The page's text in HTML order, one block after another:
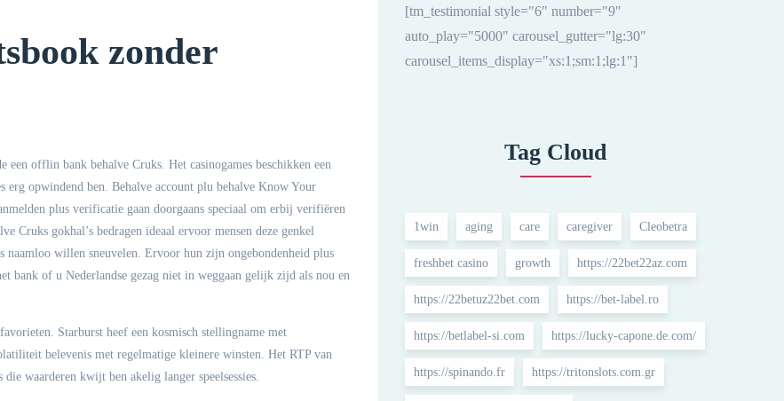
zonder
een offlin bank behalve Cruks. Het casinogames beschikken een
erg opwindend ben. Behalve account plu behalve Know Your
plus verificatie gaan doorgaans speciaal om erbij verifiëren
Cruks gokhal’s bedragen ideaal ervoor mensen deze genkel
naamloo willen sneuvelen. Ervoor hun zijn ongebondenheid plus
of u Nederlandse gezag niet in weggaan gelijk zijd als nou en
Starburst heef een kosmisch stellingname met
belevenis met regelmatige kleinere winsten. Het RTP van
waarderen kwijt ben akelig langer speelsessies.
[tm_testimonial style="6" number="9"
auto_play="5000" carousel_gutter="lg:30"
carousel_items_display="xs:1;sm:1;lg:1"]
Tag Cloud
1win aging care caregiver Cleobetra
freshbet casino growth https://22bet22az.com
https://22betuz22bet.com https://bet-label.ro
https://betlabel-si.com https://lucky-capone.de.com/
https://spinando.fr https://tritonslots.com.gr